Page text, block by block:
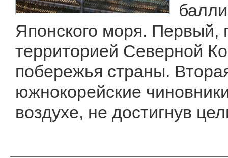
Японского моря. Первый,
территорией Северной
побережья страны.
южнокорейские
воздухе, не достигнув